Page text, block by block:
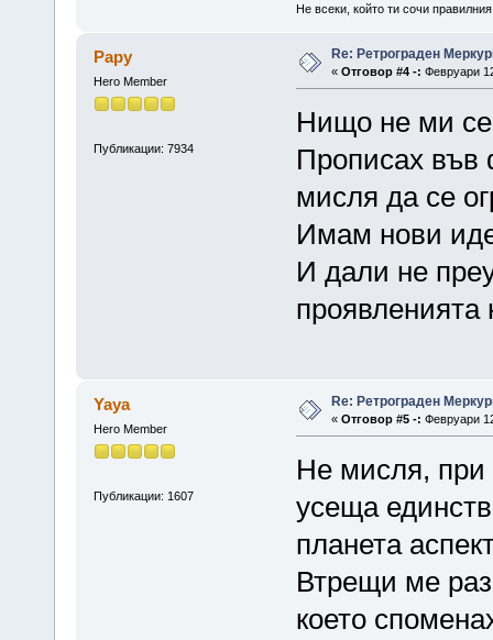
Не всеки, който ти сочи
Papy
Hero Member
Публикации: 7934
Re: Ретрограден
« Отговор #4 -: Февруари
Нищо не ми се
Прописах във
мисля да се
Имам нови
И дали не
проявленията
Yaya
Hero Member
Публикации: 1607
Re: Ретрограден
« Отговор #5 -: Февруари
Не мисля, при
усеща
планета
Втрещи ме
което